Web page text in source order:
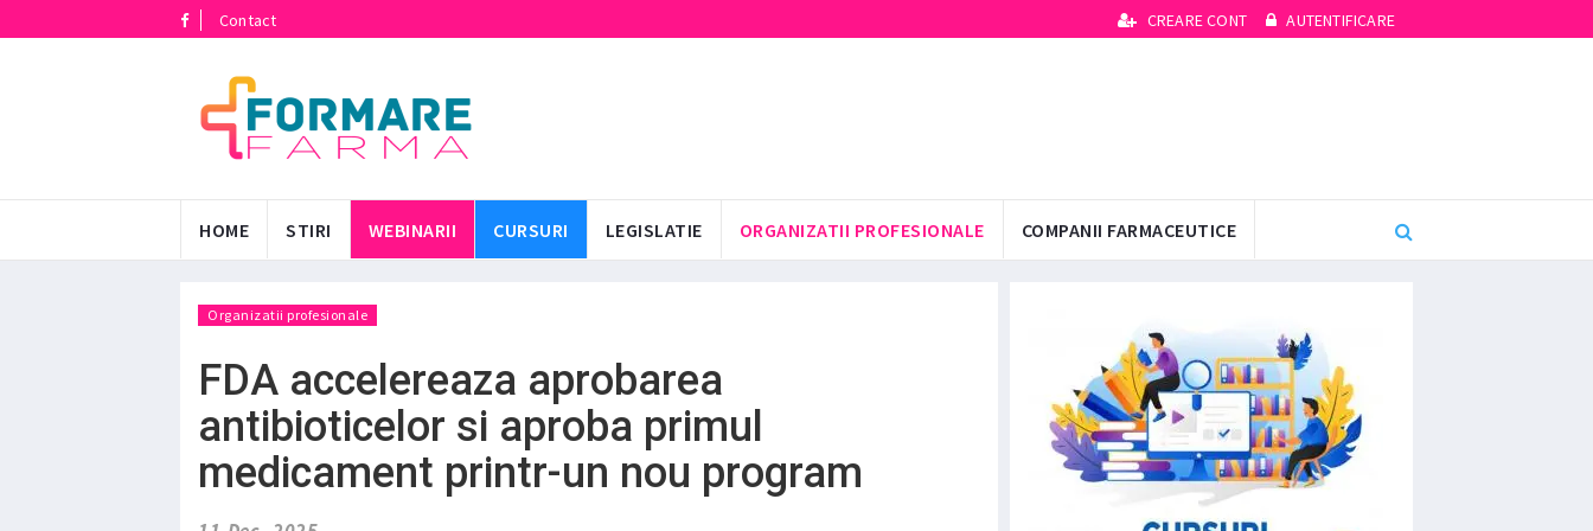
Contact CREARE CONT AUTENTIFICARE
HOME STIRI WEBINARII CURSURI LEGISLATIE ORGANIZATII PROFESIONALE COMPANII FARMACEUTICE
Organizatii profesionale
FDA accelereaza aprobarea
antibioticelor si aproba primul
medicament printr-un nou program